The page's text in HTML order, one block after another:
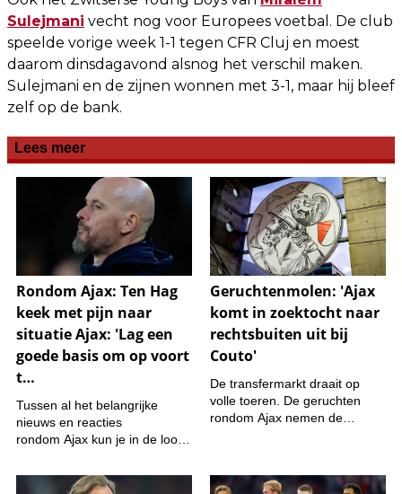
Sulejmani vecht nog voor Europees voetbal. De club
speelde vorige week 1-1 tegen CFR Cluj en moest
daarom dinsdagavond alsnog het verschil maken.
Sulejmani en de zijnen wonnen met 3-1, maar hij bleef
zelf op de bank.